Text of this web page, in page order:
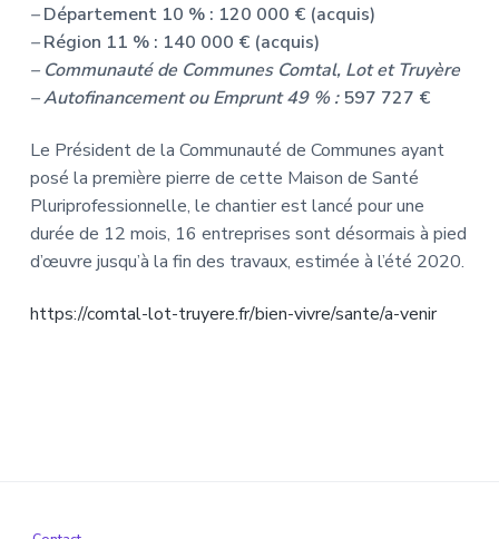
–Département 10 % : 120 000 € (acquis)
–Région 11 % : 140 000 € (acquis)
– Communauté de Communes Comtal, Lot et Truyère
– Autofinancement ou Emprunt 49 %:597 727 €
Le Président de la Communauté de Communes ayant
posé la première pierre de cette Maison de Santé
Pluriprofessionnelle, le chantier est lancé pour une
durée de 12 mois, 16 entreprises sont désormais à pied
d’œuvre jusqu’à la fin des travaux, estimée à l’été 2020.
https://comtal-lot-truyere.fr/bien-vivre/sante/a-venir